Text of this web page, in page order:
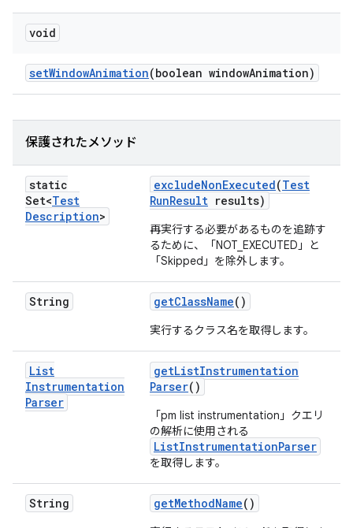
void
setWindowAnimation(boolean windowAnimation)
保護されたメソッド
static
Set<Test
Description>
excludeNonExecuted(Test
RunResult results)
再実行する必要があるものを追跡す
るために、「NOT_EXECUTED」と
「Skipped」を除外します。
String getClassName()
実行するクラス名を取得します。
List
Instrumentation
Parser
getListInstrumentation
Parser()
「pm list instrumentation」クエリ
の解析に使用される
ListInstrumentationParser
を取得します。
String getMethodName()